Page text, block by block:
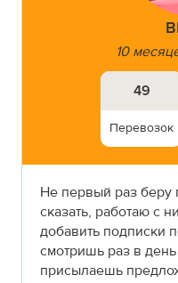
10
49
Перевозок
Не первый раз беру
сказать, работаю с
добавить подписки
смотришь раз в
присылаешь